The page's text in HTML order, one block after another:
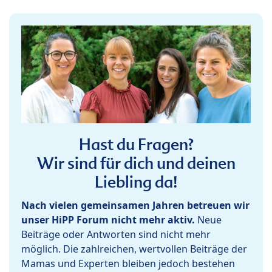
Hast du Fragen?
Wir sind für dich und deinen
Liebling da!
Nach vielen gemeinsamen Jahren betreuen wir
unser HiPP Forum nicht mehr aktiv. Neue
Beiträge oder Antworten sind nicht mehr
möglich. Die zahlreichen, wertvollen Beiträge der
Mamas und Experten bleiben jedoch bestehen